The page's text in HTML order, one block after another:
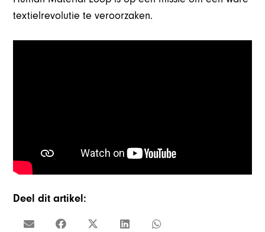
textielrevolutie te veroorzaken.
Deel dit artikel: